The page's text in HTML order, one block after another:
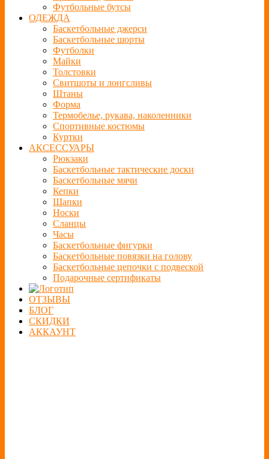
Футбольные бутсы
ОДЕЖДА
Баскетбольные джерси
Баскетбольные шорты
Футболки
Майки
Толстовки
Свитшоты и лонгсливы
Штаны
Форма
Термобелье, рукава, наколенники
Спортивные костюмы
Куртки
АКСЕССУАРЫ
Рюкзаки
Баскетбольные тактические доски
Баскетбольные мячи
Кепки
Шапки
Носки
Сланцы
Часы
Баскетбольные фигурки
Баскетбольные повязки на голову
Баскетбольные цепочки с подвеской
Подарочные сертификаты
ОТЗЫВЫ
БЛОГ
СКИДКИ
АККАУНТ